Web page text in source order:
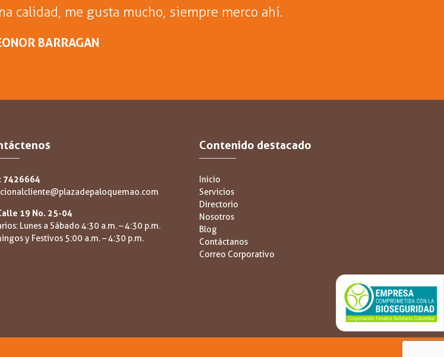
7426664
19 No. 25-04
Lunes a Sábado 4:30 a.m. – 4:30 p.m.
y Festivos 5:00 a.m. – 4:30 p.m.
Contenido destacado
Inicio
Servicios
Directorio
Nosotros
Blog
Contáctanos
Correo Corporativo